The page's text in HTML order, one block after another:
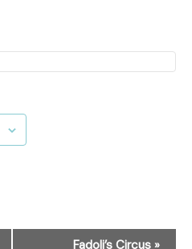
Fadoli’s Circus »